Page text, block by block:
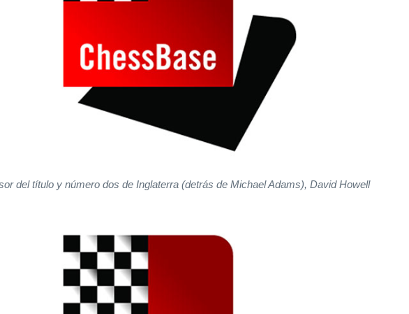
del título y número dos de Inglaterra (detrás de Michael Adams), David Howell